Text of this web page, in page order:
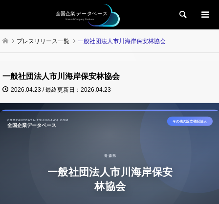
検索
プレスリリース一覧 一般社団法人市川海岸保安林協会
一般社団法人市川海岸保安林協会
2026.04.23 / 最終更新日：2026.04.23